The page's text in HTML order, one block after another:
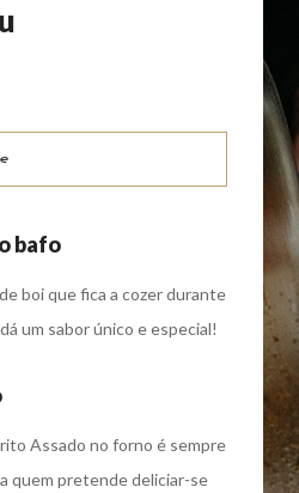
bafo
boi que fica a cozer durante
um sabor único e especial!
Assado no forno é sempre
quem pretende deliciar-se